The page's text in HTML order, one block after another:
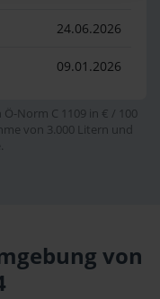
24.06.2026
09.01.2026
Norm C 1109 in € / 100
von 3.000 Litern und
von